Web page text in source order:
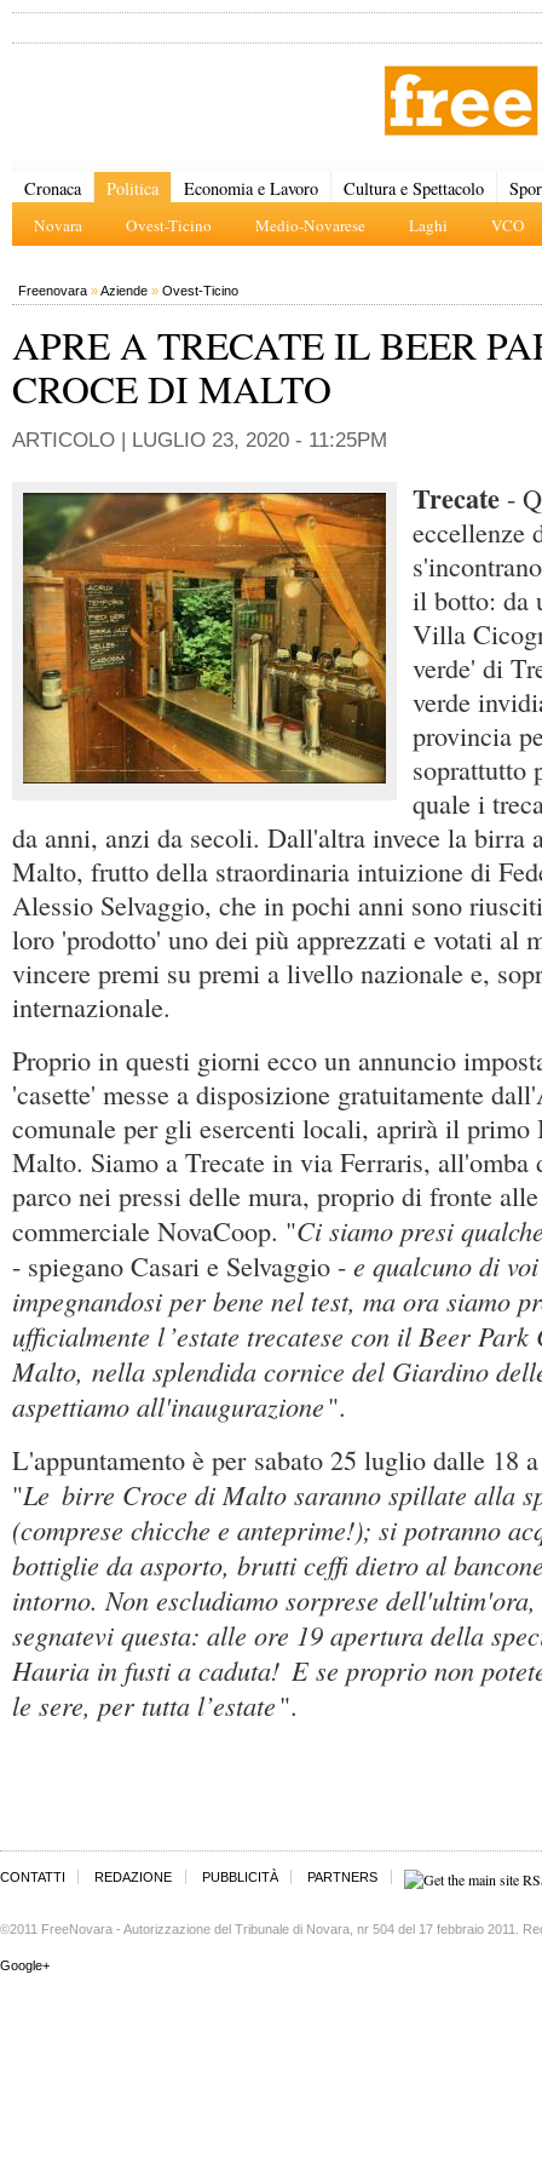
Cronaca Politica
Novara Ovest-Ticino Medio-Novarese Laghi VCO
Economia e Lavoro Cultura e Spettacolo
Freenovara »Aziende » Ovest-Ticino
APRE A TRECATE IL BEER
CROCE DI MALTO
ARTICOLO | LUGLIO 23, 2020 - 11:25PM
Trecate -
eccellenze
il botto: da
Villa
verde' di
verde
provincia
soprattutto
quale i
da anni, anzi da secoli. Dall'altra invece la birra
Malto, frutto della straordinaria intuizione di
Alessio Selvaggio, che in pochi anni sono
loro 'prodotto' uno dei più apprezzati e votati al
vincere premi su premi a livello nazionale e,
internazionale.
Proprio in questi giorni ecco un annuncio
'casette' messe a disposizione gratuitamente
comunale per gli esercenti locali, aprirà il primo
Malto. Siamo a Trecate in via Ferraris, all'omba
parco nei pressi delle mura, proprio di fronte
commerciale NovaCoop. "Ci siamo presi
- spiegano Casari e Selvaggio - e qualcuno di
impegnandosi per bene nel test, ma ora siamo
ufficialmente l ’estate trecatese con il Beer Park
Malto, nella splendida cornice del Giardino
aspettiamo all'inaugurazione".
L'appuntamento è per sabato 25 luglio dalle 18
"Le birre Croce di Malto saranno spillate alla
(comprese chicche e anteprime!); si potranno
bottiglie da asporto, brutti ceffi dietro al
intorno. Non escludiamo sorprese
segnatevi questa: alle ore 19 apertura della
Hauria in fusti a caduta! E se proprio non
le sere, per tutta l’estate".
CONTATTI REDAZIONE PUBBLICITÀ PARTNERS
©2011 FreeNovara - Autorizzazione del Tribunale di Novara, nr 504 del 17 febbraio 2011.
Google+